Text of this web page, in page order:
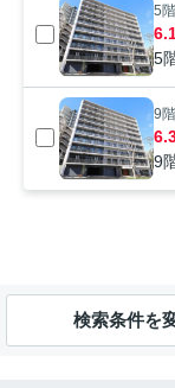
5階
5
9階
9
検索条件を